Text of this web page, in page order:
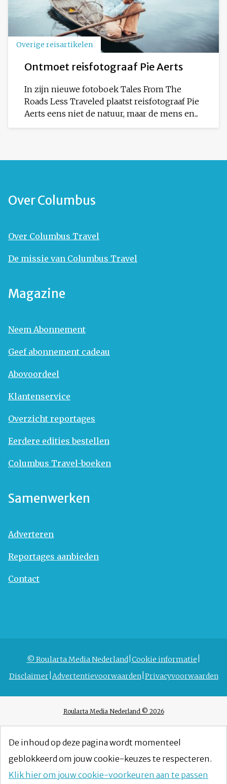
Overige reisartikelen
Ontmoet reisfotograaf Pie Aerts
In zijn nieuwe fotoboek Tales From The
Roads Less Traveled plaatst reisfotograaf Pie
Aerts eens niet de natuur, maar de mens en...
Over Columbus
Over Columbus Travel
De missie van Columbus Travel
Magazine
Neem Abonnement
Geef abonnement cadeau
Abovoordeel
Klantenservice
Overzicht reportages
Eerdere edities bestellen
Columbus Travel-boeken
Samenwerken
Adverteren
Reportages aanbieden
Contact
© Roularta Media Nederland Cookie informatie
Disclaimer Advertentievoorwaarden Privacyvoorwaarden
Roularta Media Nederland © 2026
De inhoud op deze pagina wordt momenteel
geblokkeerd om jouw cookie-keuzes te respecteren.
Klik hier om jouw cookie-voorkeuren aan te passen